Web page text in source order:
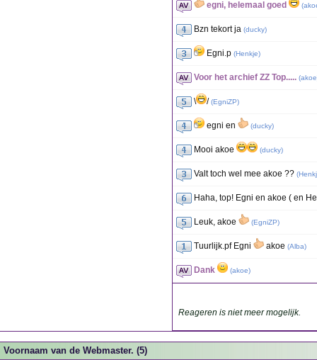
egni, helemaal goed (
Bzn tekort ja (ducky)
Egni.p (Henkje)
Voor het archief ZZ Top..... (akoe
\ / (EgniZP)
egni en (ducky)
Mooi akoe (ducky)
Valt toch wel mee akoe ?? (
Haha, top! Egni en akoe ( en
Leuk, akoe (EgniZP)
Tuurlijk.pf Egni akoe (Alba)
Dank (akoe)
Reageren is niet meer mogelijk.
Voornaam van de Webmaster. (5)